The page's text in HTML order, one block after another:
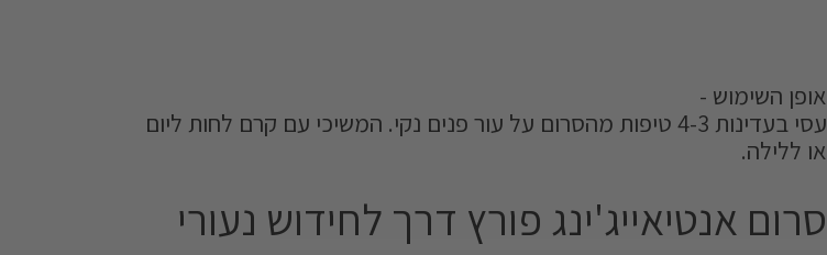
אופן השימוש -
עסי בעדינות 4-3 טיפות מהסרום על עור פנים נקי. המשיכי עם קרם לחות ליום
או ללילה.
סרום אנטיאייג'ינג פורץ דרך לחידוש נעורי